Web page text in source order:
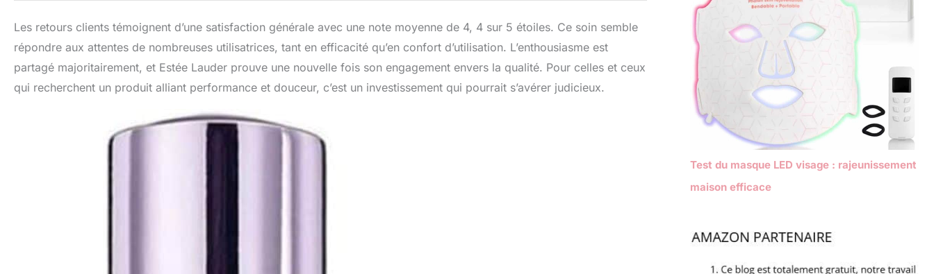
Les retours clients témoignent d’une satisfaction générale avec une note moyenne de 4, 4 sur 5 étoiles. Ce soin semble
répondre aux attentes de nombreuses utilisatrices, tant en efficacité qu’en confort d’utilisation. L’enthousiasme est
partagé majoritairement, et Estée Lauder prouve une nouvelle fois son engagement envers la qualité. Pour celles et ceux
qui recherchent un produit alliant performance et douceur, c’est un investissement qui pourrait s’avérer judicieux.
Test du masque LED visage : rajeunissement
maison efficace